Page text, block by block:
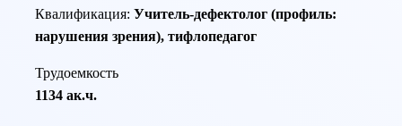
Квалификация: Учитель-дефектолог (профиль:
нарушения зрения), тифлопедагог
Трудоемкость
1134 ак.ч.